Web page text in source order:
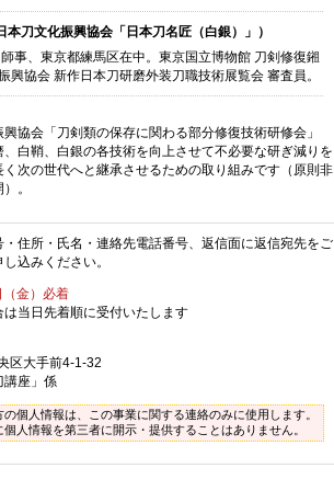
本刀文化振興協会「日本刀名匠（白銀）」）
事、東京都練馬区在中。東京国立博物館 刀剣修復鎺
興協会 新作日本刀研磨外装刀職技術展覧会 審査員。
協会「刀剣類の保存に関わる部分修復技術研修会」
白鞘、白銀の各技術を向上させて不必要な研ぎ減りを
次の世代へと継承させるための取り組みです（原則非
。
・住所・氏名・連絡先電話番号、返信面に返信宛先をご
込みください。
金）必着
当日先着順に受付いたします
区大手前4-1-32
講座」係
個人情報は、この事業に関する連絡のみに使用します。
人情報を第三者に開示・提供することはありません。